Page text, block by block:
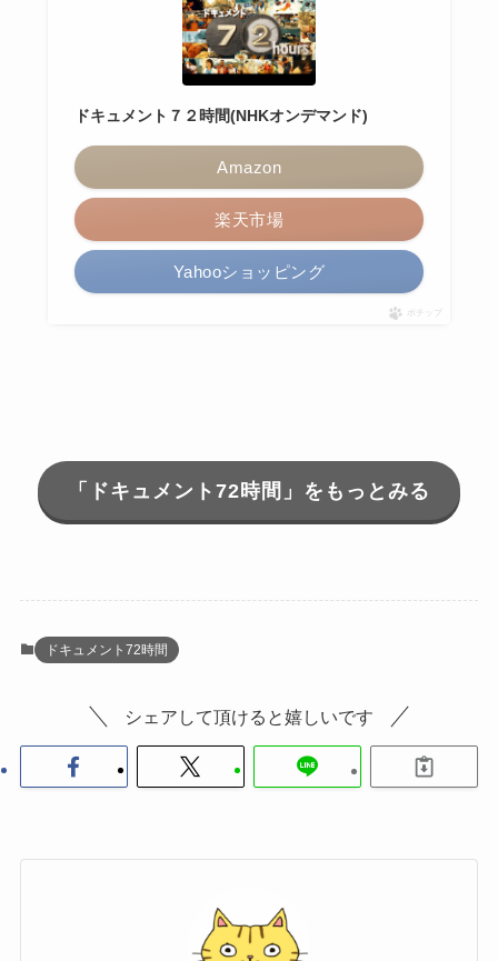
ドキュメント７２時間(NHKオンデマンド)
Amazon
楽天市場
Yahooショッピング
ポチップ
「ドキュメント72時間」をもっとみる
ドキュメント72時間
シェアして頂けると嬉しいです